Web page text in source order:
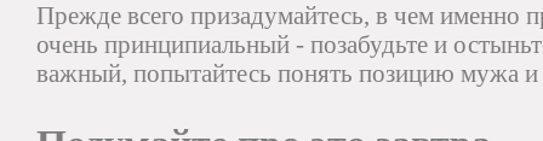
Прежде всего призадумайтесь, в чем именно
очень принципиальный - позабудьте и
важный, попытайтесь понять позицию мужа и